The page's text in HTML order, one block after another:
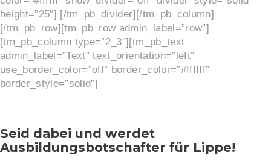
height=”25″] [/tm_pb_divider][/tm_pb_column]
[/tm_pb_row][tm_pb_row admin_label=”row”]
[tm_pb_column type=”2_3″][tm_pb_text
admin_label=”Text” text_orientation=”left”
use_border_color=”off” border_color=”#ffffff”
border_style=”solid”]
Seid dabei und werdet
Ausbildungsbotschafter für Lippe!